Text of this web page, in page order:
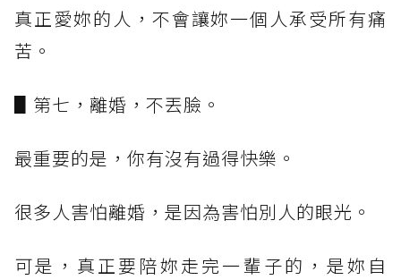
真正愛妳的人，不會讓妳一個人承受所有痛
苦。
▋第七，離婚，不丟臉。
最重要的是，你有沒有過得快樂。
很多人害怕離婚，是因為害怕別人的眼光。
可是，真正要陪妳走完一輩子的，是妳自